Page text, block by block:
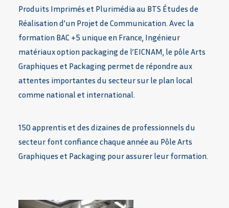
Produits Imprimés et Plurimédia au BTS Études de
Réalisation d’un Projet de Communication. Avec la
formation BAC +5 unique en France, Ingénieur
matériaux option packaging de l’EICNAM, le pôle Arts
Graphiques et Packaging permet de répondre aux
attentes importantes du secteur sur le plan local
comme national et international.
150 apprentis et des dizaines de professionnels du
secteur font confiance chaque année au Pôle Arts
Graphiques et Packaging pour assurer leur formation.